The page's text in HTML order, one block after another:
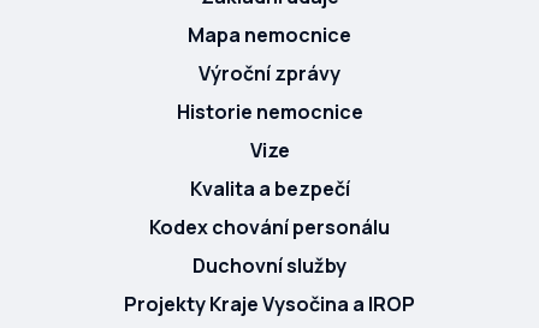
Mapa nemocnice
Výroční zprávy
Historie nemocnice
Vize
Kvalita a bezpečí
Kodex chování personálu
Duchovní služby
Projekty Kraje Vysočina a IROP